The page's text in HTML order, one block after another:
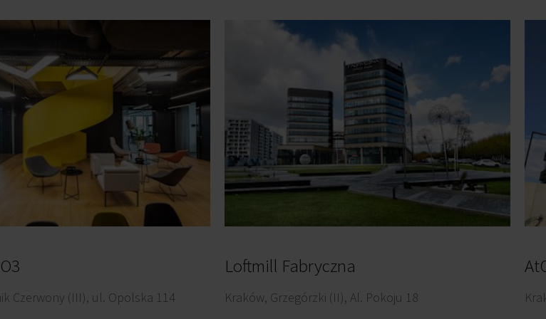
Czerwony (III), ul. Opolska 114
Loftmill Fabryczna
Kraków, Grzegórzki (II), Al. Pokoju 18